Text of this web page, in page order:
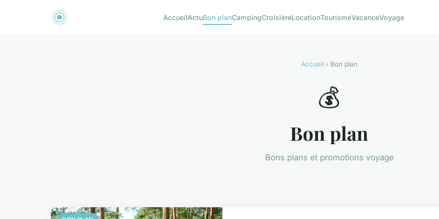
AccueilActuBon planCampingCroisièreLocationTourismeVacanceVoyage
Accueil › Bon plan
💰
Bon plan
Bons plans et promotions voyage